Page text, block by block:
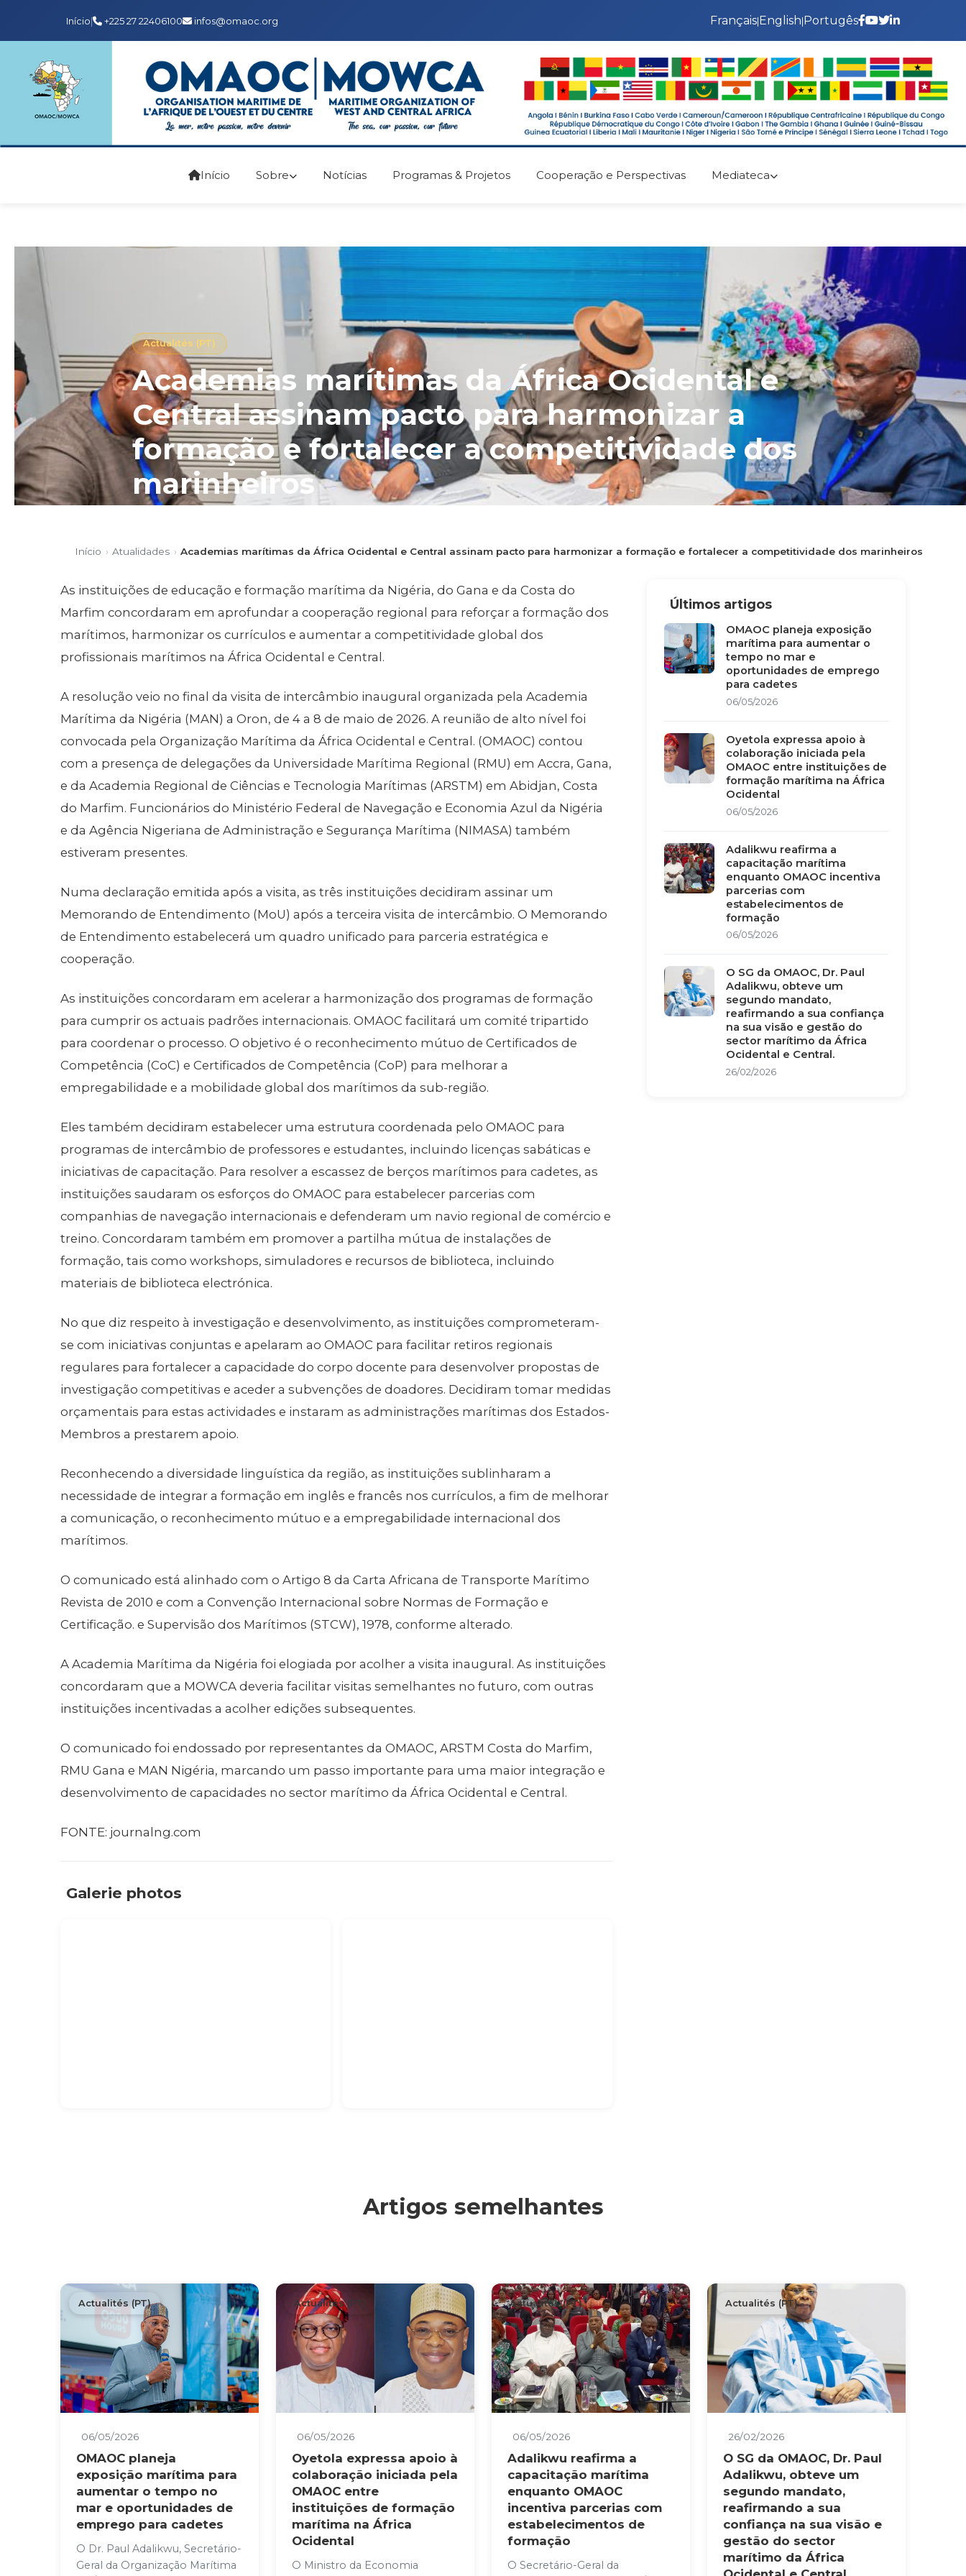
Início| +225 27 22406100 infos@omaoc.org Français|English|Portugês
Início Sobre Notícias Programas & Projetos Cooperação e Perspectivas Mediateca
Actualités (PT)
Academias marítimas da África Ocidental e
Central assinam pacto para harmonizar a
formação e fortalecer a competitividade dos
marinheiros
harmonizar os currículos e aumentar a competitividade...
Publicado em 11/05/2026 4 min de leitura
Início › Atualidades › Academias marítimas da África Ocidental e Central assinam pacto para harmonizar a formação e fortalecer a competitividade dos marinheiros
As instituições de educação e formação marítima da Nigéria, do Gana e da Costa do
Marfim concordaram em aprofundar a cooperação regional para reforçar a formação dos
marítimos, harmonizar os currículos e aumentar a competitividade global dos
profissionais marítimos na África Ocidental e Central.
A resolução veio no final da visita de intercâmbio inaugural organizada pela Academia
Marítima da Nigéria (MAN) a Oron, de 4 a 8 de maio de 2026. A reunião de alto nível foi
convocada pela Organização Marítima da África Ocidental e Central. (OMAOC) contou
com a presença de delegações da Universidade Marítima Regional (RMU) em Accra, Gana,
e da Academia Regional de Ciências e Tecnologia Marítimas (ARSTM) em Abidjan, Costa
do Marfim. Funcionários do Ministério Federal de Navegação e Economia Azul da Nigéria
e da Agência Nigeriana de Administração e Segurança Marítima (NIMASA) também
estiveram presentes.
Numa declaração emitida após a visita, as três instituições decidiram assinar um
Memorando de Entendimento (MoU) após a terceira visita de intercâmbio. O Memorando
de Entendimento estabelecerá um quadro unificado para parceria estratégica e
cooperação.
As instituições concordaram em acelerar a harmonização dos programas de formação
para cumprir os actuais padrões internacionais. OMAOC facilitará um comité tripartido
para coordenar o processo. O objetivo é o reconhecimento mútuo de Certificados de
Competência (CoC) e Certificados de Competência (CoP) para melhorar a
empregabilidade e a mobilidade global dos marítimos da sub-região.
Eles também decidiram estabelecer uma estrutura coordenada pelo OMAOC para
programas de intercâmbio de professores e estudantes, incluindo licenças sabáticas e
iniciativas de capacitação. Para resolver a escassez de berços marítimos para cadetes, as
instituições saudaram os esforços do OMAOC para estabelecer parcerias com
companhias de navegação internacionais e defenderam um navio regional de comércio e
treino. Concordaram também em promover a partilha mútua de instalações de
formação, tais como workshops, simuladores e recursos de biblioteca, incluindo
materiais de biblioteca electrónica.
No que diz respeito à investigação e desenvolvimento, as instituições comprometeram-
se com iniciativas conjuntas e apelaram ao OMAOC para facilitar retiros regionais
regulares para fortalecer a capacidade do corpo docente para desenvolver propostas de
investigação competitivas e aceder a subvenções de doadores. Decidiram tomar medidas
orçamentais para estas actividades e instaram as administrações marítimas dos Estados-
Membros a prestarem apoio.
Reconhecendo a diversidade linguística da região, as instituições sublinharam a
necessidade de integrar a formação em inglês e francês nos currículos, a fim de melhorar
a comunicação, o reconhecimento mútuo e a empregabilidade internacional dos
marítimos.
O comunicado está alinhado com o Artigo 8 da Carta Africana de Transporte Marítimo
Revista de 2010 e com a Convenção Internacional sobre Normas de Formação e
Certificação. e Supervisão dos Marítimos (STCW), 1978, conforme alterado.
A Academia Marítima da Nigéria foi elogiada por acolher a visita inaugural. As instituições
concordaram que a MOWCA deveria facilitar visitas semelhantes no futuro, com outras
instituições incentivadas a acolher edições subsequentes.
O comunicado foi endossado por representantes da OMAOC, ARSTM Costa do Marfim,
RMU Gana e MAN Nigéria, marcando um passo importante para uma maior integração e
desenvolvimento de capacidades no sector marítimo da África Ocidental e Central.
FONTE: journalng.com
Galerie photos
Últimos artigos
OMAOC planeja exposição
marítima para aumentar o
tempo no mar e
oportunidades de emprego
para cadetes
06/05/2026
Oyetola expressa apoio à
colaboração iniciada pela
OMAOC entre instituições de
formação marítima na África
Ocidental
06/05/2026
Adalikwu reafirma a
capacitação marítima
enquanto OMAOC incentiva
parcerias com
estabelecimentos de
formação
06/05/2026
O SG da OMAOC, Dr. Paul
Adalikwu, obteve um
segundo mandato,
reafirmando a sua confiança
na sua visão e gestão do
sector marítimo da África
Ocidental e Central.
26/02/2026
Artigos semelhantes
Actualités (PT)
06/05/2026
OMAOC planeja
exposição marítima para
aumentar o tempo no
mar e oportunidades de
emprego para cadetes
O Dr. Paul Adalikwu, Secretário-
Geral da Organização Marítima
Actualités (PT)
06/05/2026
Oyetola expressa apoio à
colaboração iniciada pela
OMAOC entre
instituições de formação
marítima na África
Ocidental
O Ministro da Economia
Actualités (PT)
06/05/2026
Adalikwu reafirma a
capacitação marítima
enquanto OMAOC
incentiva parcerias com
estabelecimentos de
formação
O Secretário-Geral da
Actualités (PT)
26/02/2026
O SG da OMAOC, Dr. Paul
Adalikwu, obteve um
segundo mandato,
reafirmando a sua
confiança na sua visão e
gestão do sector
marítimo da África